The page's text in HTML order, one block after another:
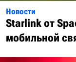
Новости
Starlink от
мобильной